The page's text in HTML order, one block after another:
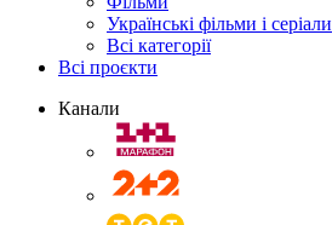
Українські фільми і серіали
Всі категорії
Всі проєкти
Канали